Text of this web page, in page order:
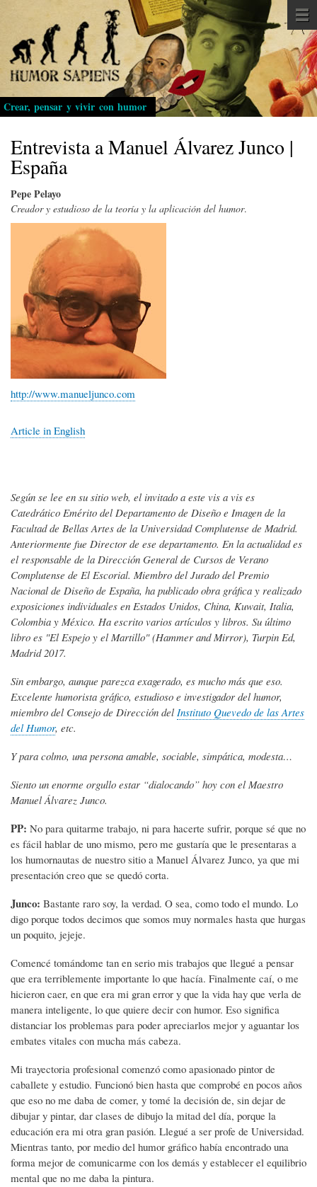
Pasar
al
contenido
principal
Crear, pensar y vivir con humor
Entrevista a Manuel Álvarez Junco |
España
Pepe Pelayo
Creador y estudioso de la teoría y la aplicación del humor.
http://www.manueljunco.com
Article in English
Según se lee en su sitio web, el invitado a este vis a vis es
Catedrático Emérito del Departamento de Diseño e Imagen de la
Facultad de Bellas Artes de la Universidad Complutense de Madrid.
Anteriormente fue Director de ese departamento. En la actualidad es
el responsable de la Dirección General de Cursos de Verano
Complutense de El Escorial. Miembro del Jurado del Premio
Nacional de Diseño de España, ha publicado obra gráfica y realizado
exposiciones individuales en Estados Unidos, China, Kuwait, Italia,
Colombia y México. Ha escrito varios artículos y libros. Su último
libro es "El Espejo y el Martillo" (Hammer and Mirror), Turpin Ed,
Madrid 2017.
Sin embargo, aunque parezca exagerado, es mucho más que eso.
Excelente humorista gráfico, estudioso e investigador del humor,
miembro del Consejo de Dirección del Instituto Quevedo de las Artes
del Humor, etc.
Y para colmo, una persona amable, sociable, simpática, modesta…
Siento un enorme orgullo estar “dialocando” hoy con el Maestro
Manuel Álvarez Junco.
PP: No para quitarme trabajo, ni para hacerte sufrir, porque sé que no
es fácil hablar de uno mismo, pero me gustaría que le presentaras a
los humornautas de nuestro sitio a Manuel Álvarez Junco, ya que mi
presentación creo que se quedó corta.
Junco: Bastante raro soy, la verdad. O sea, como todo el mundo. Lo
digo porque todos decimos que somos muy normales hasta que hurgas
un poquito, jejeje.
Comencé tomándome tan en serio mis trabajos que llegué a pensar
que era terriblemente importante lo que hacía. Finalmente caí, o me
hicieron caer, en que era mi gran error y que la vida hay que verla de
manera inteligente, lo que quiere decir con humor. Eso significa
distanciar los problemas para poder apreciarlos mejor y aguantar los
embates vitales con mucha más cabeza.
Mi trayectoria profesional comenzó como apasionado pintor de
caballete y estudio. Funcionó bien hasta que comprobé en pocos años
que eso no me daba de comer, y tomé la decisión de, sin dejar de
dibujar y pintar, dar clases de dibujo la mitad del día, porque la
educación era mi otra gran pasión. Llegué a ser profe de Universidad.
Mientras tanto, por medio del humor gráfico había encontrado una
forma mejor de comunicarme con los demás y establecer el equilibrio
mental que no me daba la pintura.